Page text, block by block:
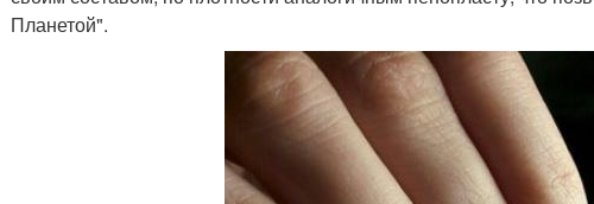
Планетой".